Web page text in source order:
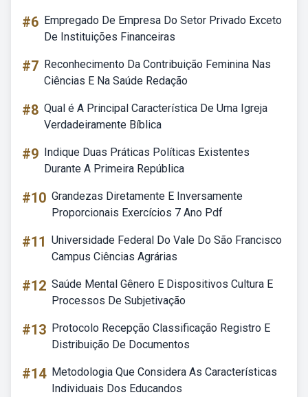
#6 Empregado De Empresa Do Setor Privado Exceto
De Instituições Financeiras
#7 Reconhecimento Da Contribuição Feminina Nas
Ciências E Na Saúde Redação
#8 Qual é A Principal Característica De Uma Igreja
Verdadeiramente Bíblica
#9 Indique Duas Práticas Políticas Existentes
Durante A Primeira República
#10 Grandezas Diretamente E Inversamente
Proporcionais Exercícios 7 Ano Pdf
#11 Universidade Federal Do Vale Do São Francisco
Campus Ciências Agrárias
#12 Saúde Mental Gênero E Dispositivos Cultura E
Processos De Subjetivação
#13 Protocolo Recepção Classificação Registro E
Distribuição De Documentos
#14 Metodologia Que Considera As Características
Individuais Dos Educandos